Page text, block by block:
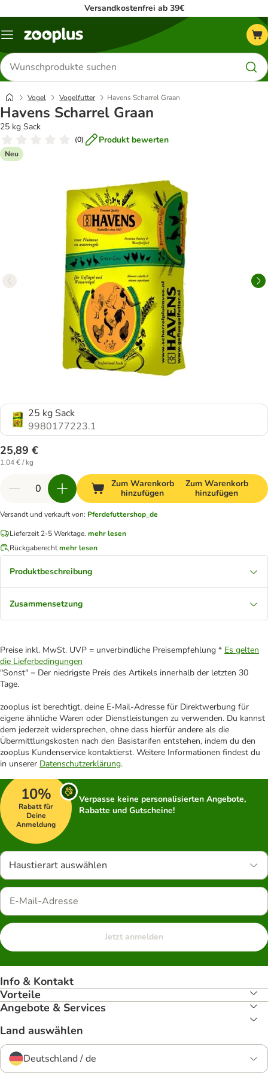
Versandkostenfrei ab 39€
Menü
Produkte
suchen
Vogel Vogelfutter Havens Scharrel Graan
Havens Scharrel Graan
25 kg Sack
(0) Produkt bewerten
Neu
25 kg Sack
9980177223.1
25,89 €
1,04 € / kg
Zum Warenkorb
hinzufügen
Zum Warenkorb
hinzufügen
Versandt und verkauft von: Pferdefuttershop_de
Lieferzeit 2-5 Werktage. mehr lesen
Rückgaberechtmehr lesen
Produktbeschreibung
Zusammensetzung
Preise inkl. MwSt. UVP = unverbindliche Preisempfehlung * Es gelten
die Lieferbedingungen
"Sonst" = Der niedrigste Preis des Artikels innerhalb der letzten 30
Tage.
zooplus ist berechtigt, deine E-Mail-Adresse für Direktwerbung für
eigene ähnliche Waren oder Dienstleistungen zu verwenden. Du kannst
dem jederzeit widersprechen, ohne dass hierfür andere als die
Übermittlungskosten nach den Basistarifen entstehen, indem du den
zooplus Kundenservice kontaktierst. Weitere Informationen findest du
in unserer Datenschutzerklärung.
10%
Rabatt für
Deine
Anmeldung
Verpasse keine personalisierten Angebote,
Rabatte und Gutscheine!
Haustierart auswählen
Jetzt anmelden
Info & Kontakt
Vorteile
Angebote & Services
Land auswählen
Deutschland / de